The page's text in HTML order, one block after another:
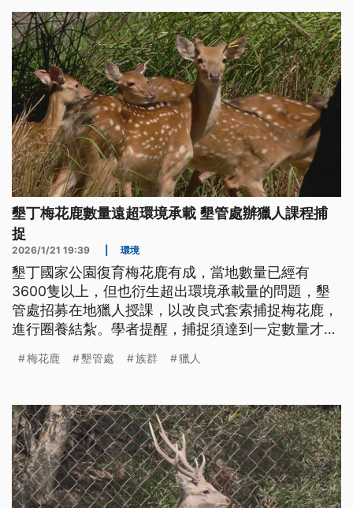
墾丁梅花鹿數量遠超環境承載 墾管處辦獵人課程捕
捉
2026/1/21 19:39 環境
墾丁國家公園復育梅花鹿有成，當地數量已經有
3600隻以上，但也衍生超出環境承載量的問題，墾
管處招募在地獵人授課，以改良式套索捕捉梅花鹿，
進行圈養結紮。學者提醒，捕捉須達到一定數量才有
成長。
梅花鹿 墾管處 族群 獵人